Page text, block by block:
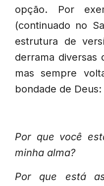
opção. Por
(continuado no
estrutura de
derrama diversas
mas sempre
bondade de Deus:
Por que você
minha alma?
Por que está